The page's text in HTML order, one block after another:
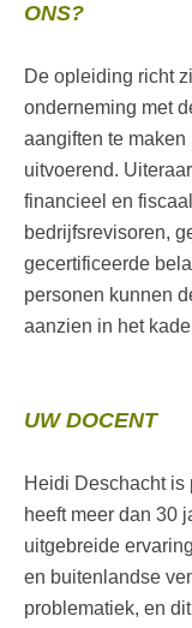
ONS?
De opleiding richt
onderneming met
aangiften te
uitvoerend.
financieel en
bedrijfsrevisoren,
gecertificeerde
personen kunnen
aanzien in het
UW DOCENT
Heidi Deschacht is
heeft meer dan 30
uitgebreide
en buitenlandse
problematiek, en